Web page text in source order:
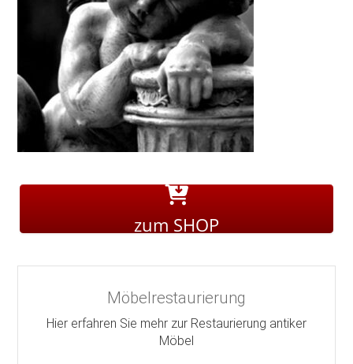
zum SHOP
Möbelrestaurierung
Hier erfahren Sie mehr zur Restaurierung antiker
Möbel